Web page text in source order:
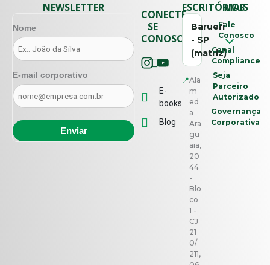
CONECTE-
SE
CONOSCO
E-
books
Blog
ESCRITÓRIOS
Barueri
- SP
(matriz)
📍Ala
m
ed
a
Ara
gu
aia,
20
44
-
Blo
co
1 -
CJ
21
0/
211,
MAIS
Fale
Conosco
Canal
Compliance
Seja
Parceiro
Autorizado
Governança
Corporativa
NEWSLETTER
Nome
E-mail corporativo